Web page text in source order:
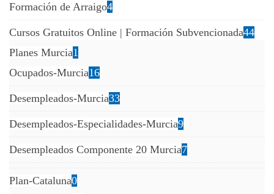
Formación de Arraigo4
Cursos Gratuitos Online | Formación Subvencionada44
Planes Murcia1
Ocupados-Murcia16
Desempleados-Murcia33
Desempleados-Especialidades-Murcia9
Desempleados Componente 20 Murcia7
Plan-Cataluna0